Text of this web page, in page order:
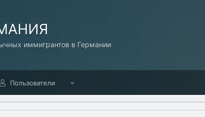
иммигрантов в Германии
Пользователи